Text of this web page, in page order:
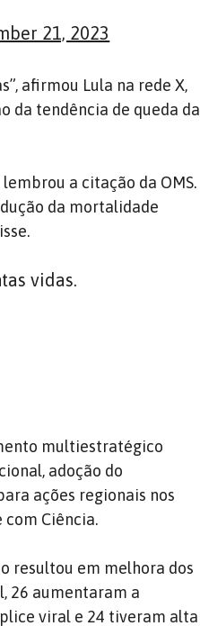
21, 2023
afirmou Lula na rede X,
da tendência de queda da
a citação da OMS.
da mortalidade
vidas.
multiestratégico
adoção do
ações regionais nos
Ciência.
resultou em melhora dos
26 aumentaram a
viral e 24 tiveram alta